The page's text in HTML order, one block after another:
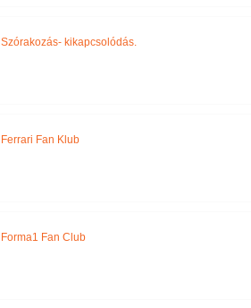
Szórakozás- kikapcsolódás.
Ferrari Fan Klub
Forma1 Fan Club